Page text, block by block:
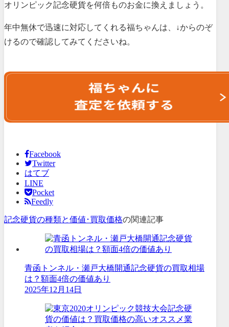
オリンピック記念硬貨を何倍ものお金に換えましょう。
年中無休で迅速に対応してくれる福ちゃんは、↓からのぞ
けるので確認してみてくださいね。
Facebook
Twitter
はてブ
LINE
Pocket
Feedly
記念硬貨の種類と価値･買取価格の関連記事
青函トンネル・瀬戸大橋開通記念硬貨の買取相場
は？額面4倍の価値あり
2025年12月14日